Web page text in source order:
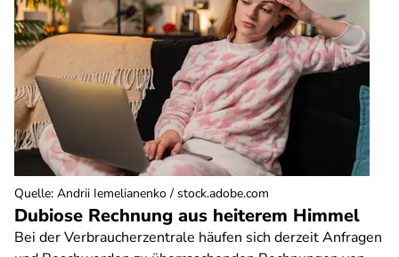
Dubiose Rechnung aus heiterem Himmel
Bei der Verbraucherzentrale häufen sich derzeit Anfragen
Quelle: Andrii Iemelianenko / stock.adobe.com